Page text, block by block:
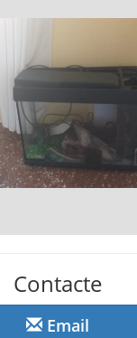
Contacte
Email